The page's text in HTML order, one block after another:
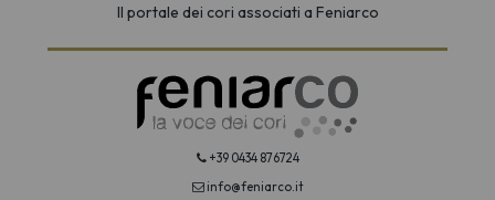
Il portale dei cori associati a Feniarco
+39 0434 876724
info@feniarco.it